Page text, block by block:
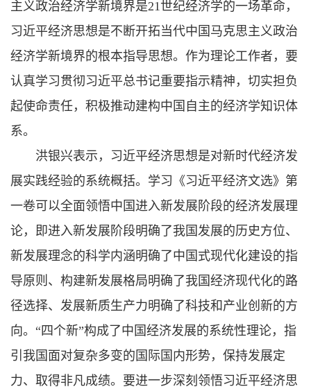
主义政治经济学新境界是21世纪经济学的一场革命，
习近平经济思想是不断开拓当代中国马克思主义政治
经济学新境界的根本指导思想。作为理论工作者，要
认真学习贯彻习近平总书记重要指示精神，切实担负
起使命责任，积极推动建构中国自主的经济学知识体
系。
洪银兴表示，习近平经济思想是对新时代经济发
展实践经验的系统概括。学习《习近平经济文选》第
一卷可以全面领悟中国进入新发展阶段的经济发展理
论，即进入新发展阶段明确了我国发展的历史方位、
新发展理念的科学内涵明确了中国式现代化建设的指
导原则、构建新发展格局明确了我国经济现代化的路
径选择、发展新质生产力明确了科技和产业创新的方
向。“四个新”构成了中国经济发展的系统性理论，指
引我国面对复杂多变的国际国内形势，保持发展定
力、取得非凡成绩。要进一步深刻领悟习近平经济思